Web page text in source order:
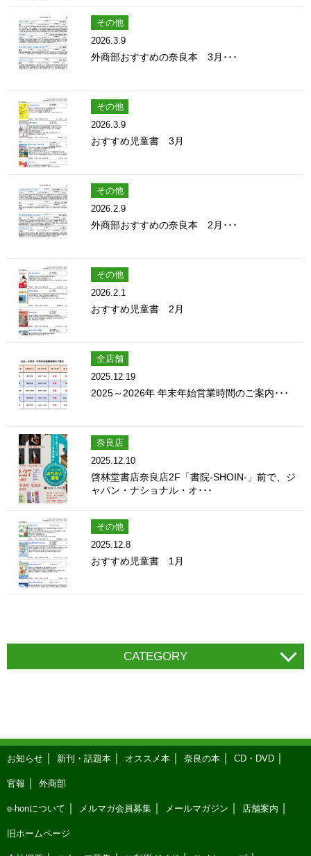
その他
2026.3.9
外商部おすすめの奈良本 3月･･･
その他
2026.3.9
おすすめ児童書 3月
その他
2026.2.9
外商部おすすめの奈良本 2月･･･
その他
2026.2.1
おすすめ児童書 2月
全店舗
2025.12.19
2025～2026年 年末年始営業時間のご案内･･･
奈良店
2025.12.10
啓林堂書店奈良店2F「書院-SHOIN-」前で、ジ
ャパン・ナショナル・オ･･･
その他
2025.12.8
おすすめ児童書 1月
CATEGORY
お知らせ 新刊・話題本 オススメ本 奈良の本 CD・DVD
官報 外商部
e-honについて メルマガ会員募集 メールマガジン 店舗案内
旧ホームページ